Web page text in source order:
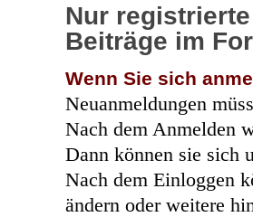
Nur
Beiträge im
Wenn Sie sich
Neuanmeldungen
Nach dem Anmelden
Dann können sie sich
Nach dem Einloggen
ändern oder weitere